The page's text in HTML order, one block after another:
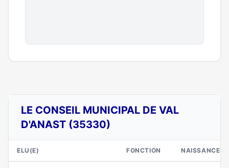
LE CONSEIL MUNICIPAL DE VAL
D'ANAST (35330)
ELU(E) FONCTION NAISSANCE